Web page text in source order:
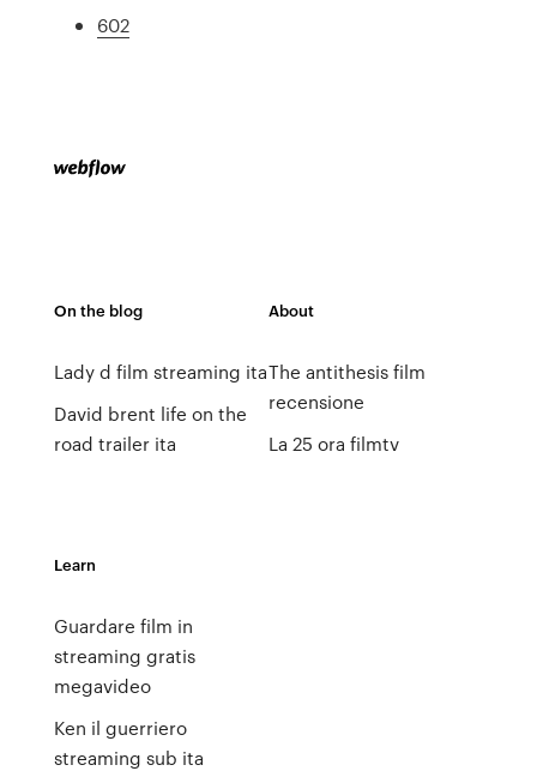
602
On the blog
Lady d film streaming ita
David brent life on the
road trailer ita
About
The antithesis film
recensione
La 25 ora filmtv
Learn
Guardare film in
streaming gratis
megavideo
Ken il guerriero
streaming sub ita